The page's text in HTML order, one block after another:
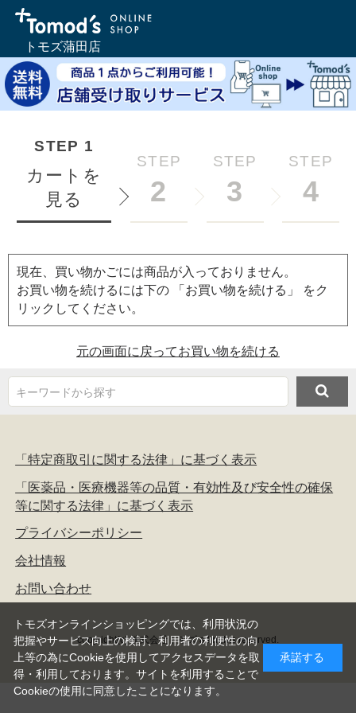
トモズ蒲田店
STEP 1
カートを
見る
STEP
2
STEP
3
STEP
4
現在、買い物かごには商品が入っておりません。
お買い物を続けるには下の 「お買い物を続ける」 をク
リックしてください。
元の画面に戻ってお買い物を続ける
キーワードから探す
「特定商取引に関する法律」に基づく表示
「医薬品・医療機器等の品質・有効性及び安全性の確保
等に関する法律」に基づく表示
プライバシーポリシー
会社情報
お問い合わせ
copyright(c) 株式会社トモズ all rights reserved.
トモズオンラインショッピングでは、利用状況の
把握やサービス向上の検討、利用者の利便性の向
上等の為にCookieを使用してアクセスデータを取
得・利用しております。サイトを利用することで
Cookieの使用に同意したことになります。
承諾する